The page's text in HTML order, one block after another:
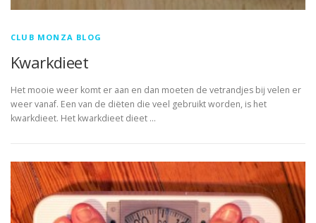
CLUB MONZA BLOG
Kwarkdieet
Het mooie weer komt er aan en dan moeten de vetrandjes bij velen er
weer vanaf. Een van de diëten die veel gebruikt worden, is het
kwarkdieet. Het kwarkdieet dieet …